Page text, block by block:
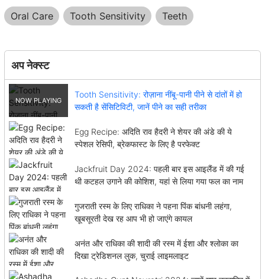
Oral Care Tooth Sensitivity Teeth
अप नेक्स्ट
Tooth Sensitivity: रोज़ाना नींबू-पानी पीने से दांतों में हो
सकती है सेंसिटिविटी, जानें पीने का सही तरीका
Egg Recipe: अदिति राव हैदरी ने शेयर की अंडे की ये
स्पेशल रेसिपी, ब्रेकफास्ट के लिए है परफेक्ट
Jackfruit Day 2024: पहली बार इस आइलैंड में की गई
थी कटहल उगाने की कोशिश, यहां से लिया गया फल का नाम
गुजराती रस्म के लिए राधिका ने पहना पिंक बांधनी लहंगा,
खूबसूरती देख रह आप भी हो जाएंगे कायल
अनंत और राधिका की शादी की रस्म में ईशा और श्लोका का
दिखा ट्रेडिशनल लुक, चुराई लाइमलाइट